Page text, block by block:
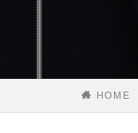
HOME